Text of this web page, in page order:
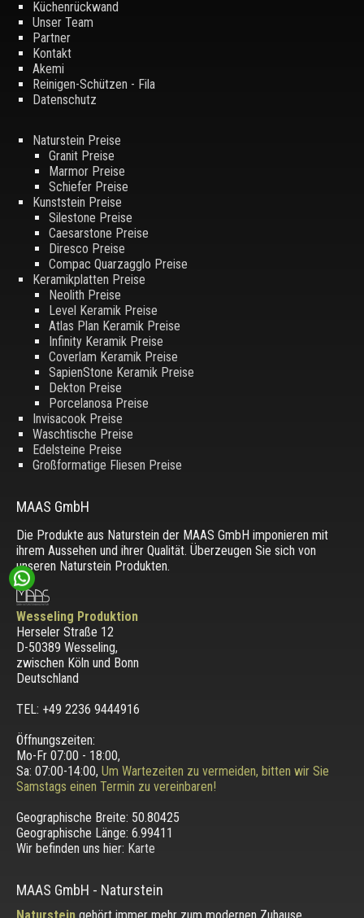
Küchenrückwand
Unser Team
Partner
Kontakt
Akemi
Reinigen-Schützen - Fila
Datenschutz
Naturstein Preise
Granit Preise
Marmor Preise
Schiefer Preise
Kunststein Preise
Silestone Preise
Caesarstone Preise
Diresco Preise
Compac Quarzagglo Preise
Keramikplatten Preise
Neolith Preise
Level Keramik Preise
Atlas Plan Keramik Preise
Infinity Keramik Preise
Coverlam Keramik Preise
SapienStone Keramik Preise
Dekton Preise
Porcelanosa Preise
Invisacook Preise
Waschtische Preise
Edelsteine Preise
Großformatige Fliesen Preise
MAAS GmbH
Die Produkte aus Naturstein der MAAS GmbH imponieren mit
ihrem Aussehen und ihrer Qualität. Überzeugen Sie sich von
unseren Naturstein Produkten.
Wesseling Produktion
Herseler Straße 12
D-50389 Wesseling,
zwischen Köln und Bonn
Deutschland
TEL: +49 2236 9444916
Öffnungszeiten:
Mo-Fr 07:00 - 18:00,
Sa: 07:00-14:00, Um Wartezeiten zu vermeiden, bitten wir Sie
Samstags einen Termin zu vereinbaren!
Geographische Breite: 50.80425
Geographische Länge: 6.99411
Wir befinden uns hier: Karte
MAAS GmbH - Naturstein
Natursteingehört immer mehr zum modernen Zuhause.